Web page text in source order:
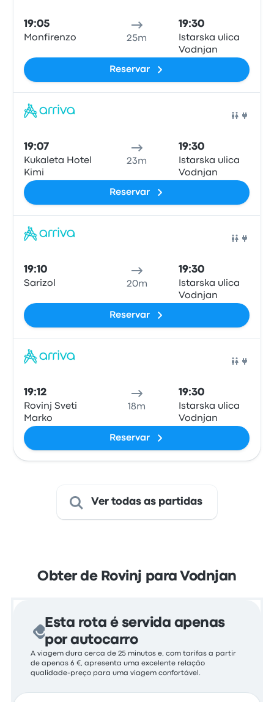
19:05
Monfirenzo 25m
19:30
Istarska ulica
Vodnjan
Reservar
19:07
Kukaleta Hotel
Kimi
23m
19:30
Istarska ulica
Vodnjan
Reservar
19:10
Sarizol 20m
19:30
Istarska ulica
Vodnjan
Reservar
19:12
Rovinj Sveti
Marko
18m
19:30
Istarska ulica
Vodnjan
Reservar
Ver todas as partidas
Obter de Rovinj para Vodnjan
Esta rota é servida apenas
por autocarro
A viagem dura cerca de 25 minutos e, com tarifas a partir
de apenas 6 €, apresenta uma excelente relação
qualidade-preço para uma viagem confortável.